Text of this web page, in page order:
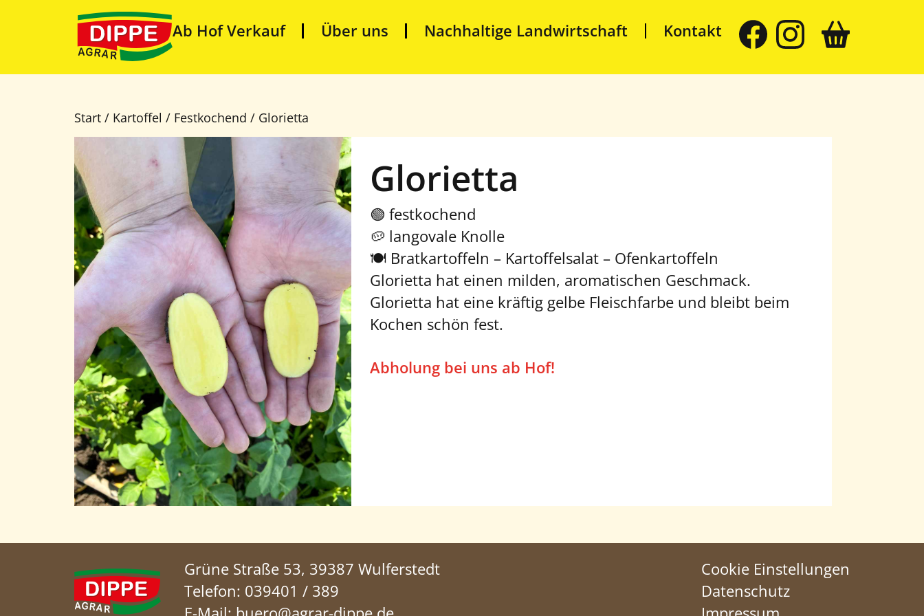
Ab Hof Verkauf Über uns Nachhaltige Landwirtschaft Kontakt
Start/ Kartoffel / Festkochend / Glorietta
Glorietta
🟢 festkochend
🥔 langovale Knolle
🍽️ Bratkartoffeln – Kartoffelsalat – Ofenkartoffeln
Glorietta hat einen milden, aromatischen Geschmack.
Glorietta hat eine kräftig gelbe Fleischfarbe und bleibt beim
Kochen schön fest.
Abholung bei uns ab Hof!
Grüne Straße 53, 39387 Wulferstedt
Telefon: 039401 / 389
Cookie Einstellungen
Datenschutz